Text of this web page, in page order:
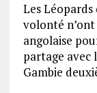
Les
volonté
angolaise
partage avec
Gambie